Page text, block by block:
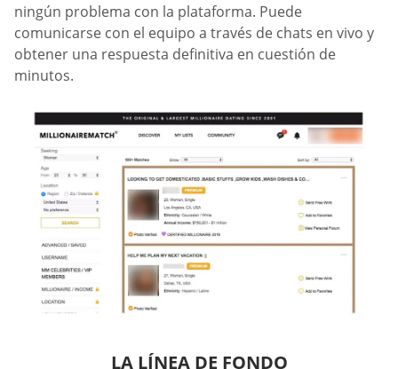
ningún problema con la plataforma. Puede
comunicarse con el equipo a través de chats en vivo y
obtener una respuesta definitiva en cuestión de
minutos.
LA LÍNEA DE FONDO